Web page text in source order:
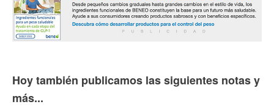
Hoy también publicamos las siguientes notas y
más...